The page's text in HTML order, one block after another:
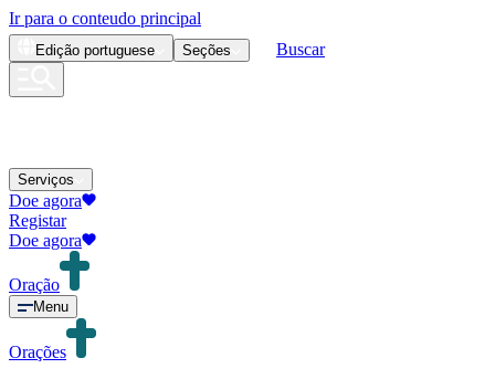
Ir para o conteudo principal
Edição portuguese Seções Buscar
Serviços
Doe agora
Registar
Doe agora
Oração
Menu
Orações